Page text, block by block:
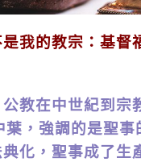
我的教宗：基督
教在中世紀到宗
葉，強調的是聖事
化，聖事成了生